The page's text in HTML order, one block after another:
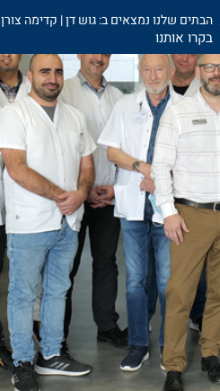
הבתים שלנו נמצאים ב: גוש דן | קדימה צורן
בקרו אותנו